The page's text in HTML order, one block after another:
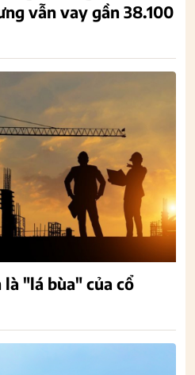
vẫn vay gần 38.100
"lá bùa" của cổ